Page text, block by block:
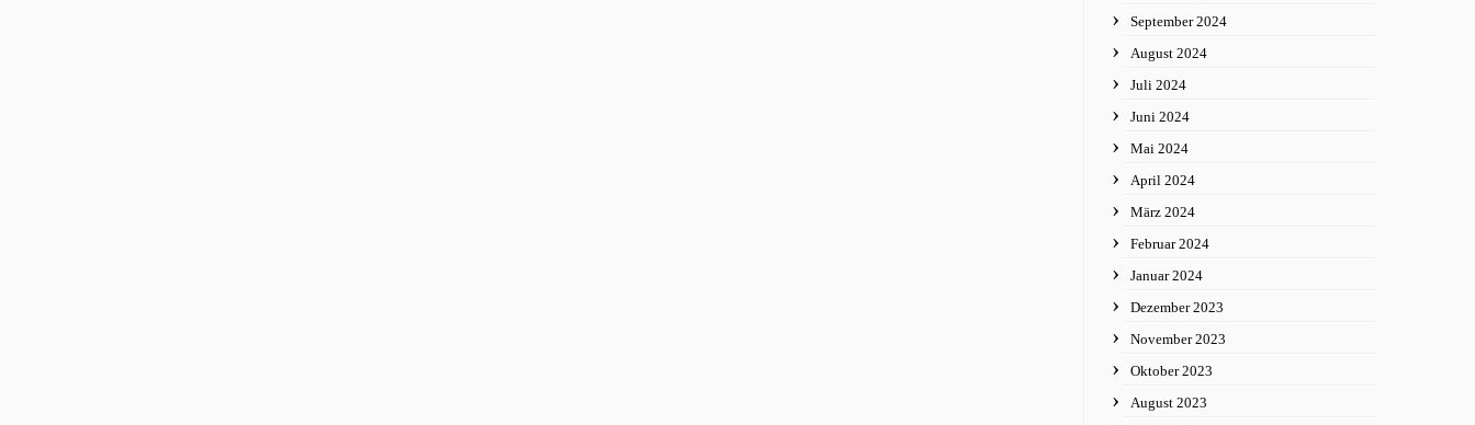
September 2024
August 2024
Juli 2024
Juni 2024
Mai 2024
April 2024
März 2024
Februar 2024
Januar 2024
Dezember 2023
November 2023
Oktober 2023
August 2023